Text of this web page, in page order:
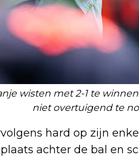
wisten met 2-1 te
niet overtuigend te
hard op zijn
achter de bal en